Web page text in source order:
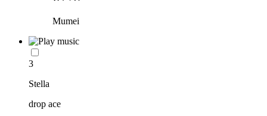
Mumei
3
Stella
drop ace